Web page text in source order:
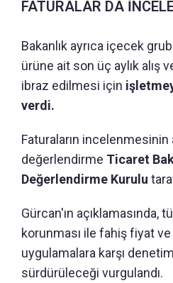
FATURALAR DA
Bakanlık ayrıca içecek
ürüne ait son üç aylık alış
ibraz edilmesi için
verdi.
Faturaların incelenmesinin
değerlendirme Ticaret
Değerlendirme Kurulu
Gürcan'ın açıklamasında,
korunması ile fahiş fiyat
uygulamalara karşı
sürdürüleceği vurgulandı.